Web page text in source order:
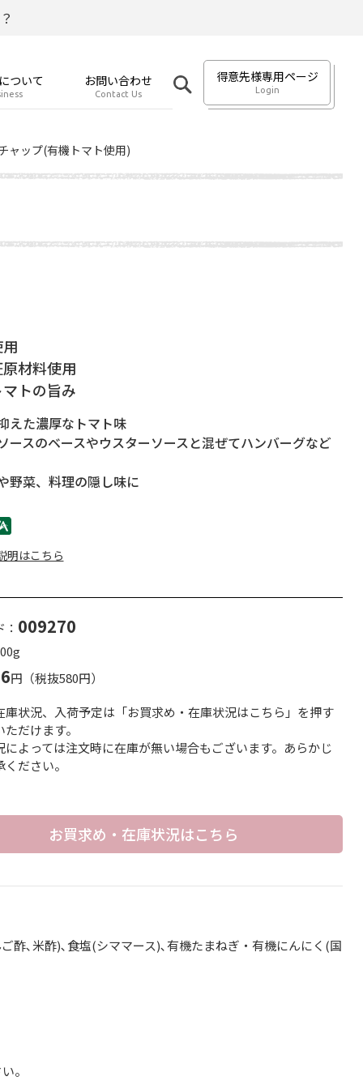
ついて お問い合わせ
Contact Us
得意先様専用ページ
Login
ャップ(有機トマト使用)
材料使用
トの旨み
えた濃厚なトマト味
スのベースやウスターソースと混ぜてハンバーグなど
野菜、料理の隠し味に
明はこちら
009270
円（税抜580円）
状況、入荷予定は「お買求め・在庫状況はこちら」を押す
だけます。
よっては注文時に在庫が無い場合もございます。あらかじ
ださい。
お買求め・在庫状況はこちら
酢､米酢)､食塩(シママース)､有機たまねぎ・有機にんにく(国
。